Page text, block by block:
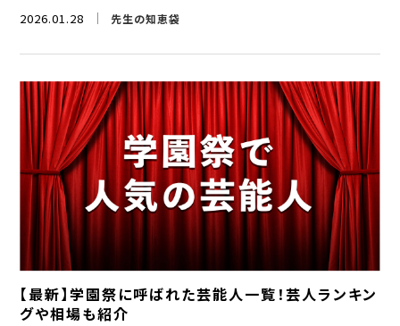
2026.01.28 先生の知恵袋
【最新】学園祭に呼ばれた芸能人一覧！芸人ランキン
グや相場も紹介